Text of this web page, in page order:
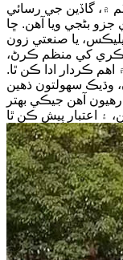
۾، گاڏين جي رسائي
بڻجي ويا آهن. ڇا
يا صنعتي زون
کي منظم ڪرڻ،
ڪردار ادا ڪن ٿا.
وڌيڪ سهولتون ذهين
آهن جيڪي بهتر